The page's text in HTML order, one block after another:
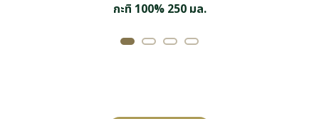
กะทิ 100% 250 มล.